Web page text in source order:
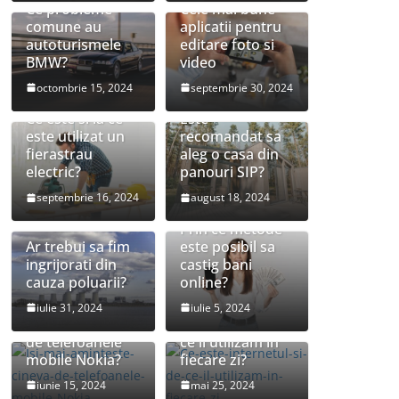
Ce probleme
comune au
autoturismele
BMW?
octombrie 15, 2024
Cele mai bune
aplicatii pentru
editare foto si
video
septembrie 30, 2024
Ce este si la ce
este utilizat un
fierastrau
electric?
septembrie 16, 2024
Este
recomandat sa
aleg o casa din
panouri SIP?
august 18, 2024
Ar trebui sa fim
ingrijorati din
cauza poluarii?
iulie 31, 2024
Prin ce metode
este posibil sa
castig bani
online?
iulie 5, 2024
Isi mai
de telefoanele
mobile Nokia?
iunie 15, 2024
Ce este
internetul si de
ce il utilizam in
fiecare zi?
mai 25, 2024
Ce sunt
Ce este poluarea